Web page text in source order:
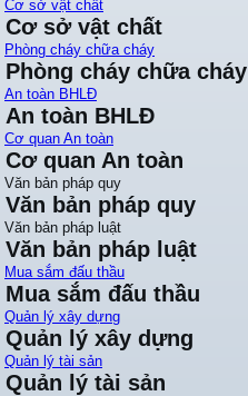
Cơ sở vật chất
Cơ sở vật chất
Phòng cháy chữa cháy
Phòng cháy chữa cháy
An toàn BHLĐ
An toàn BHLĐ
Cơ quan An toàn
Cơ quan An toàn
Văn bản pháp quy
Văn bản pháp quy
Văn bản pháp luật
Văn bản pháp luật
Mua sắm đấu thầu
Mua sắm đấu thầu
Quản lý xây dựng
Quản lý xây dựng
Quản lý tài sản
Quản lý tài sản